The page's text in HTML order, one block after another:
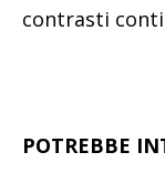
contrasti
POTREBBE